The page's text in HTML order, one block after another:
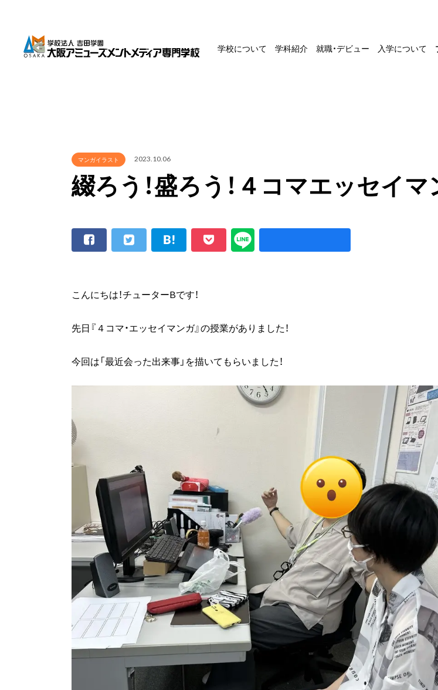
学校について 学科紹介 就職・デビュー 入学について
マンガイラスト 2023.10.06
綴ろう！盛ろう！４コマエッセイ
こんにちは！チューターBです！
先日『４コマ・エッセイマンガ』の授業がありました！
今回は「最近会った出来事」を描いてもらいました！